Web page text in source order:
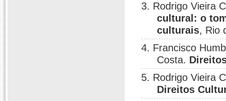
3. Rodrigo Vieira
cultural: o
culturais, Rio
4. Francisco
Costa.
5. Rodrigo Vieira
Direitos